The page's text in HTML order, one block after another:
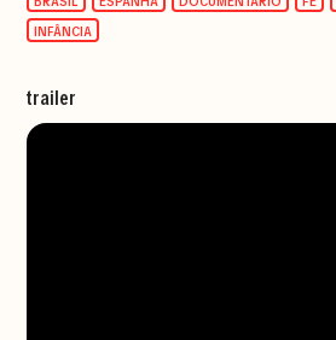
INFÂNCIA
trailer